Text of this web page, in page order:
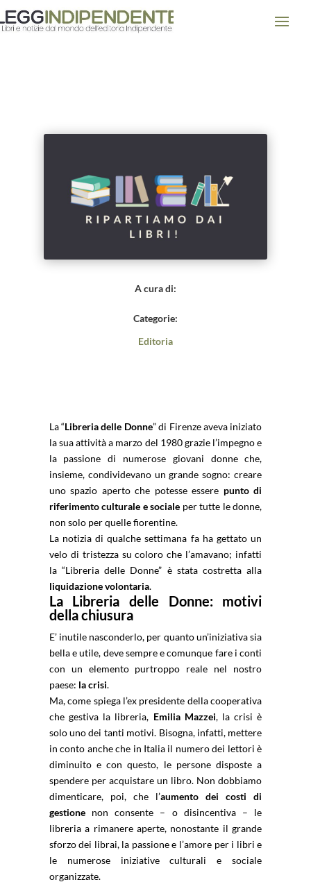
A cura di:
Categorie:
Editoria
La “Libreria delle Donne” di Firenze aveva iniziato
la sua attività a marzo del 1980 grazie l’impegno e
la passione di numerose giovani donne che,
insieme, condividevano un grande sogno: creare
uno spazio aperto che potesse essere punto di
riferimento culturale e sociale per tutte le donne,
non solo per quelle fiorentine.
La notizia di qualche settimana fa ha gettato un
velo di tristezza su coloro che l’amavano; infatti
la “Libreria delle Donne” è stata costretta alla
liquidazione volontaria.
La Libreria delle Donne: motivi
della chiusura
E’ inutile nasconderlo, per quanto un’iniziativa sia
bella e utile, deve sempre e comunque fare i conti
con un elemento purtroppo reale nel nostro
paese: la crisi.
Ma, come spiega l’ex presidente della cooperativa
che gestiva la libreria, Emilia Mazzei, la crisi è
solo uno dei tanti motivi. Bisogna, infatti, mettere
in conto anche che in Italia il numero dei lettori è
diminuito e con questo, le persone disposte a
spendere per acquistare un libro. Non dobbiamo
dimenticare, poi, che l’aumento dei costi di
gestionenon consente – o disincentiva – le
libreria a rimanere aperte, nonostante il grande
sforzo dei librai, la passione e l’amore per i libri e
le numerose iniziative culturali e sociale
organizzate.